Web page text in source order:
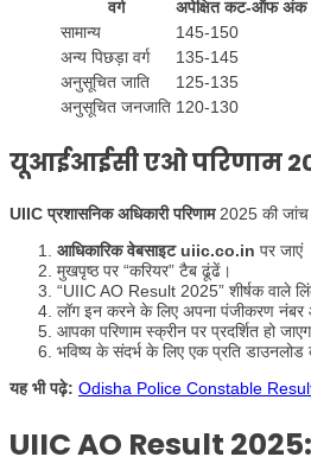
वर्ग
अपेक्षित कट-ऑफ अंक
सामान्य
145-150
अन्य पिछड़ा वर्ग
135-145
अनुसूचित जाति
125-135
अनुसूचित जनजाति 120-130
यूआईआईसी एओ परिणाम
UIIC प्रशासनिक अधिकारी परिणाम2025 की जांच
आधिकारिक वेबसाइट uiic.co.in पर जाएं
मुखपृष्ठ पर “करियर” टैब ढूंढें।
“UIIC AO Result 2025” शीर्षक वाले
लॉग इन करने के लिए अपना पंजीकरण नंबर
आपका परिणाम स्क्रीन पर प्रदर्शित हो
भविष्य के संदर्भ के लिए एक प्रति
यह भी पढ़े: Odisha Police Constable
UIIC AO Result 2025